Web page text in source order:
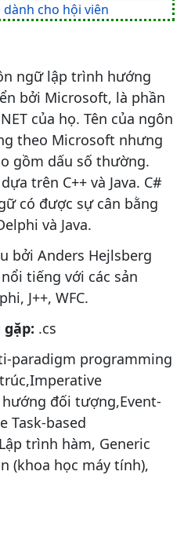
dành cho hội viên
ngữ lập trình hướng
bởi Microsoft, là phần
của họ. Tên của ngôn
theo Microsoft nhưng
gồm dấu số thường.
trên C++ và Java. C#
có được sự cân bằng
và Java.
bởi Anders Hejlsberg
tiếng với các sản
J++, WFC.
.cs
paradigm programming
đối tượng,Event-
Task-based
trình hàm, Generic
(khoa học máy tính),